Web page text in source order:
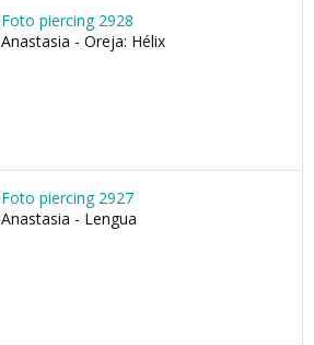
Foto piercing 2928
Anastasia - Oreja: Hélix
Foto piercing 2927
Anastasia - Lengua